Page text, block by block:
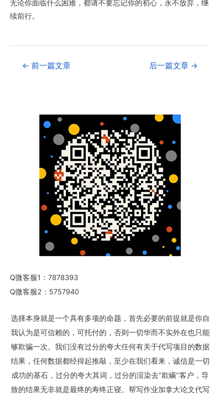
无论你面临什么困难，都请不要忘记你的初心，永不放弃，继
续前行。
← 前一篇文章 后一篇文章 →
Q微客服1：7878393
Q微客服2：5757940
选择本身就是一个具有多项的命题，首先必要的前提就是你自
我认为是可信赖的，可托付的，否则一切华而不实外在也只能
够欺骗一次。我们没有过分的夸大任何有关于代写项目的数据
结果，任何数据都经得起推敲，至少在我们看来，诚信是一切
成功的基石，过分的夸大其词，过分的渲染去“欺瞒”客户，导
致的结果无非就是最终的寿终正寝。帮写作业加拿大论文代写